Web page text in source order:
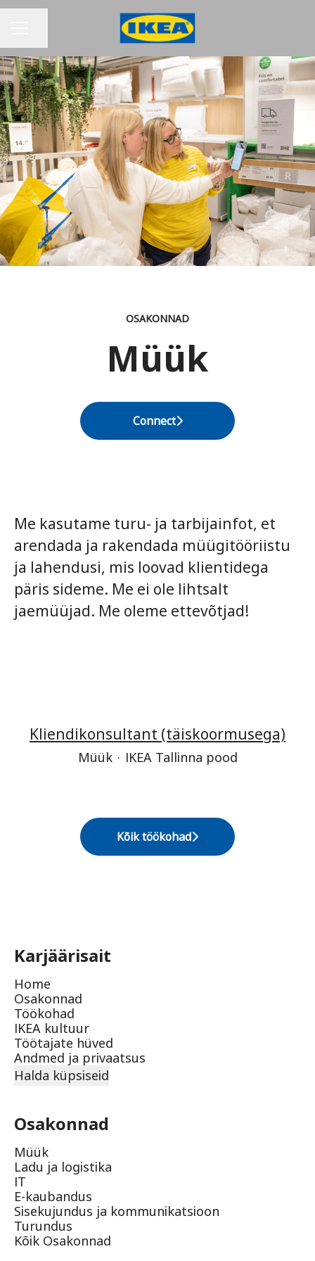
OSAKONNAD
Müük
Connect
Me kasutame turu- ja tarbijainfot, et
arendada ja rakendada müügitööriistu
ja lahendusi, mis loovad klientidega
päris sideme. Me ei ole lihtsalt
jaemüüjad. Me oleme ettevõtjad!
Kliendikonsultant (täiskoormusega)
Müük · IKEA Tallinna pood
Kõik töökohad
Karjäärisait
Home
Osakonnad
Töökohad
IKEA kultuur
Töötajate hüved
Andmed ja privaatsus
Halda küpsiseid
Osakonnad
Müük
Ladu ja logistika
IT
E-kaubandus
Sisekujundus ja kommunikatsioon
Turundus
Kõik Osakonnad